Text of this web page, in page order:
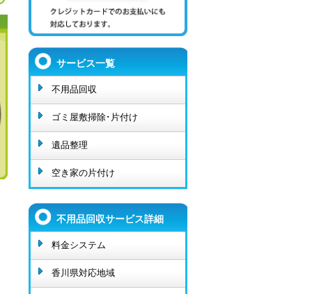
サービス一覧
不用品回収
ゴミ屋敷掃除･片付け
遺品整理
空き家の片付け
不用品回収サービス詳細
料金システム
香川県対応地域